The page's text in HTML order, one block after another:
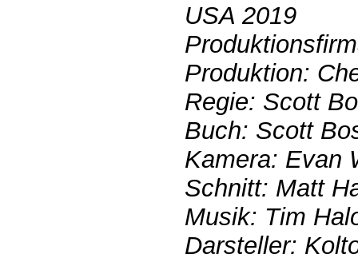
USA 2019
Produktion:
Regie: Scott
Buch: Scott
Kamera: Evan
Schnitt: Matt
Musik: Tim
Darsteller: